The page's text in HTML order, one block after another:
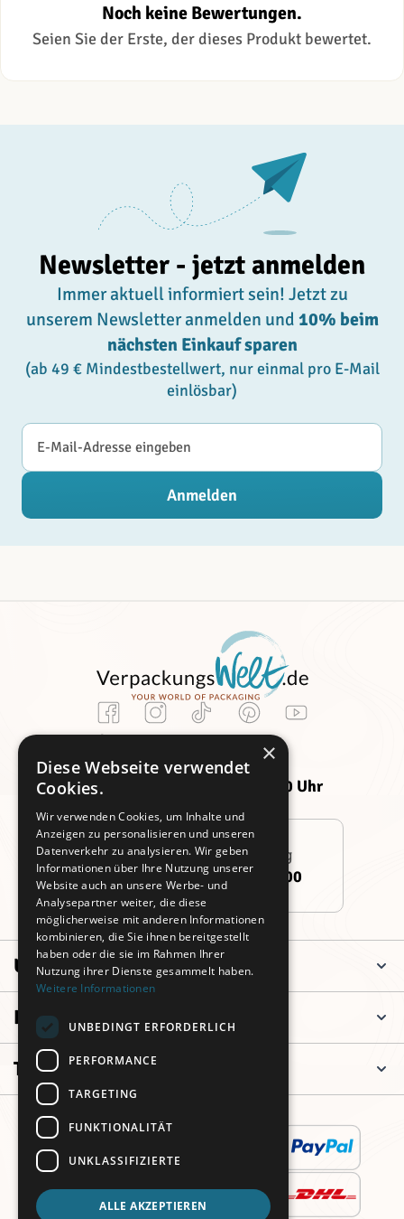
Noch keine Bewertungen.
Seien Sie der Erste, der dieses Produkt bewertet.
Newsletter - jetzt anmelden
Immer aktuell informiert sein! Jetzt zu
unserem Newsletter anmelden und 10% beim
nächsten Einkauf sparen
(ab 49 € Mindestbestellwert, nur einmal pro E-Mail
einlösbar)
E-Mail-Adresse
Anmelden
Kundenservice
Montag -
Donnerstag:
09:00 - 16:00 Uhr
Freitag:
09:00 - 14:00 Uhr
Persönliche Beratung
+49 (0)911 3260 6700
Unternehmen
Informationen
Top Kategorien
×
Diese Webseite verwendet
Cookies.
Wir verwenden Cookies, um Inhalte und
Anzeigen zu personalisieren und unseren
Datenverkehr zu analysieren. Wir geben
Informationen über Ihre Nutzung unserer
Website auch an unsere Werbe- und
Analysepartner weiter, die diese
möglicherweise mit anderen Informationen
kombinieren, die Sie ihnen bereitgestellt
haben oder die sie im Rahmen Ihrer
Nutzung ihrer Dienste gesammelt haben.
Weitere Informationen
UNBEDINGT ERFORDERLICH
PERFORMANCE
TARGETING
FUNKTIONALITÄT
UNKLASSIFIZIERTE
ALLE AKZEPTIEREN